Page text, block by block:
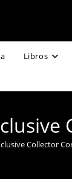
Libros
Collector